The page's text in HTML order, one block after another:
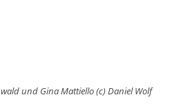
und Gina Mattiello (c) Daniel Wolf